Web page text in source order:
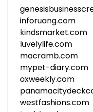
inforuang.com
kindsmarket.com
luvelylife.com
macramb.com
mypet-diary.com
oxweekly.com
westfashions.com